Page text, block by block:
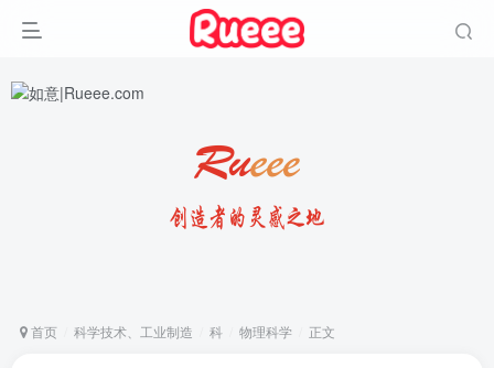
首页 科学技术、工业制造 科 物理科学 正文